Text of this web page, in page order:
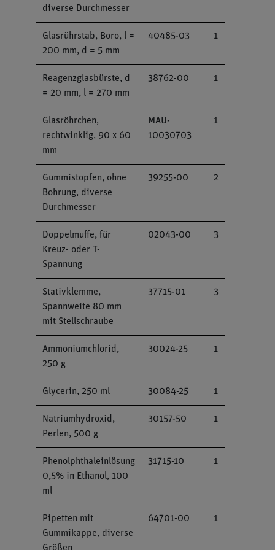
diverse Durchmesser
Glasrührstab, Boro, l =
200 mm, d = 5 mm
40485-03 1
Reagenzglasbürste, d
= 20 mm, l = 270 mm
38762-00 1
Glasröhrchen,
rechtwinklig, 90 x 60
mm
MAU-
10030703
1
Gummistopfen, ohne
Bohrung, diverse
Durchmesser
39255-00 2
Doppelmuffe, für
Kreuz- oder T-
Spannung
02043-00 3
Stativklemme,
Spannweite 80 mm
mit Stellschraube
37715-01 3
Ammoniumchlorid,
250 g
30024-25 1
Glycerin, 250 ml 30084-25 1
Natriumhydroxid,
Perlen, 500 g
30157-50 1
Phenolphthaleinlösung
0,5% in Ethanol, 100
ml
31715-10 1
Pipetten mit
Gummikappe, diverse
Größen
64701-00 1